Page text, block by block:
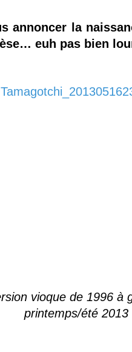
annoncer la
euh pas bien
vioque de 1996 à
printemps/été 2013